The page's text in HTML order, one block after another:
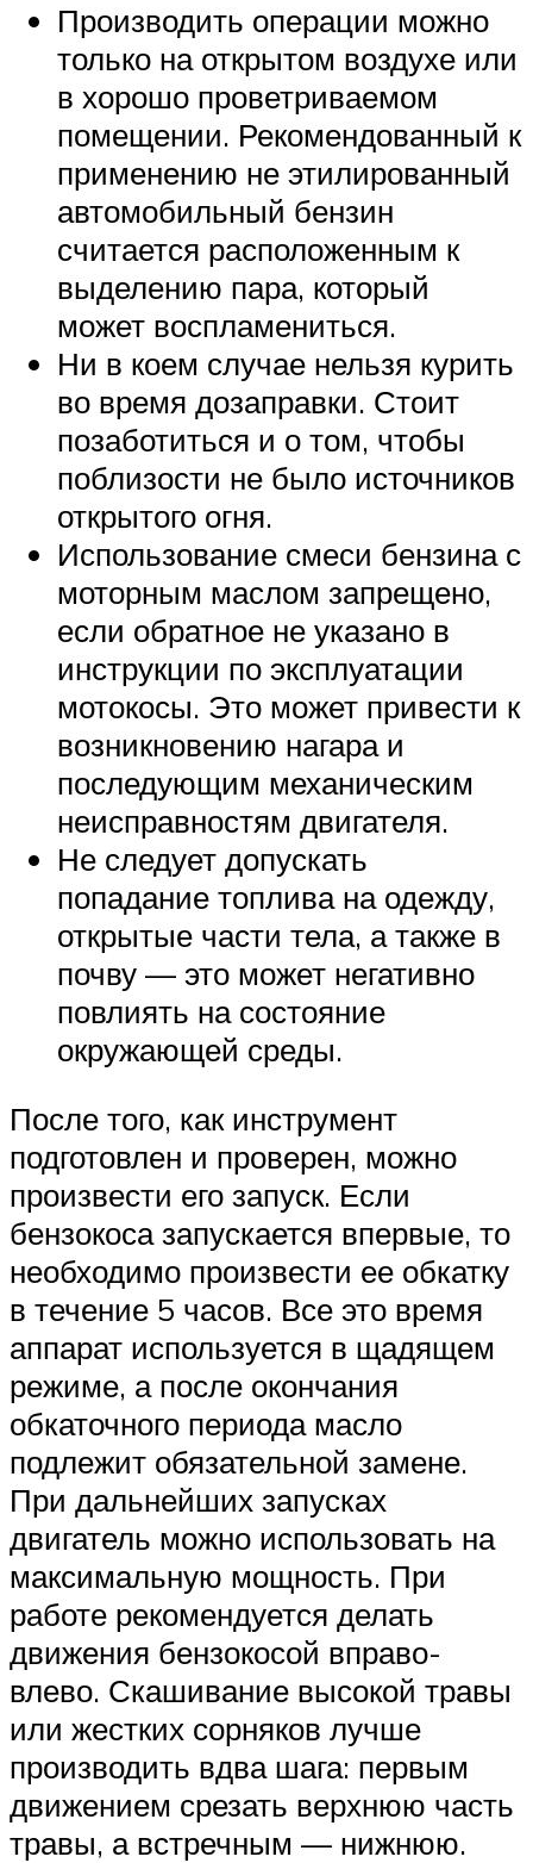
Производить операции можно
только на открытом воздухе или
в хорошо проветриваемом
помещении. Рекомендованный к
применению не этилированный
автомобильный бензин
считается расположенным к
выделению пара, который
может воспламениться.
Ни в коем случае нельзя курить
во время дозаправки. Стоит
позаботиться и о том, чтобы
поблизости не было источников
открытого огня.
Использование смеси бензина с
моторным маслом запрещено,
если обратное не указано в
инструкции по эксплуатации
мотокосы. Это может привести к
возникновению нагара и
последующим механическим
неисправностям двигателя.
Не следует допускать
попадание топлива на одежду,
открытые части тела, а также в
почву — это может негативно
повлиять на состояние
окружающей среды.
После того, как инструмент
подготовлен и проверен, можно
произвести его запуск. Если
бензокоса запускается впервые, то
необходимо произвести ее обкатку
в течение 5 часов. Все это время
аппарат используется в щадящем
режиме, а после окончания
обкаточного периода масло
подлежит обязательной замене.
При дальнейших запусках
двигатель можно использовать на
максимальную мощность. При
работе рекомендуется делать
движения бензокосой вправо-
влево. Скашивание высокой травы
или жестких сорняков лучше
производить вдва шага: первым
движением срезать верхнюю часть
травы, а встречным — нижнюю.